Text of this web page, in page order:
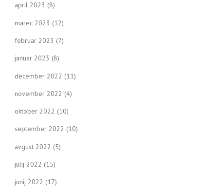
april 2023 (8)
marec 2023 (12)
februar 2023 (7)
januar 2023 (8)
december 2022 (11)
november 2022 (4)
oktober 2022 (10)
september 2022 (10)
avgust 2022 (5)
julij 2022 (15)
junij 2022 (17)